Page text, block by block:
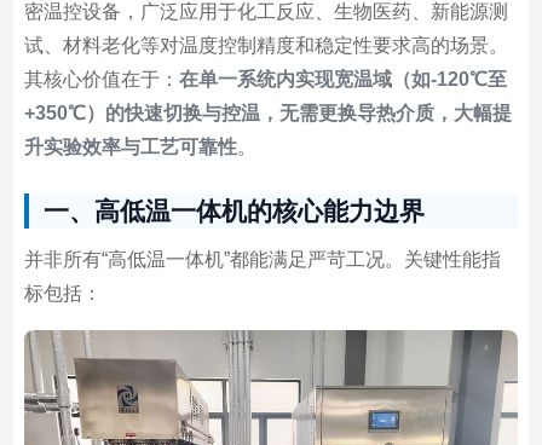
密温控设备，广泛应用于化工反应、生物医药、新能源测
试、材料老化等对温度控制精度和稳定性要求高的场景。
其核心价值在于： 在单一系统内实现宽温域（如-120℃至
+350℃）的快速切换与控温，无需更换导热介质，大幅提
升实验效率与工艺可靠性。
一、高低温一体机的核心能力边界
并非所有“高低温一体机”都能满足严苛工况。关键性能指
标包括：